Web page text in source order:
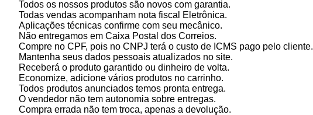
Todos os nossos produtos são novos com garantia.
Todas vendas acompanham nota fiscal Eletrônica.
Aplicações técnicas confirme com seu mecânico.
Não entregamos em Caixa Postal dos Correios.
Compre no CPF, pois no CNPJ terá o custo de ICMS pago pelo cliente.
Mantenha seus dados pessoais atualizados no site.
Receberá o produto garantido ou dinheiro de volta.
Economize, adicione vários produtos no carrinho.
Todos produtos anunciados temos pronta entrega.
O vendedor não tem autonomia sobre entregas.
Compra errada não tem troca, apenas a devolução.